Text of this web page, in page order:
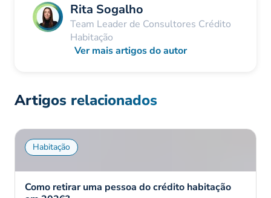
Rita Sogalho
Team Leader de Consultores Crédito
Habitação
Ver mais artigos do autor
Artigos relacionados
Habitação
Como retirar uma pessoa do crédito habitação